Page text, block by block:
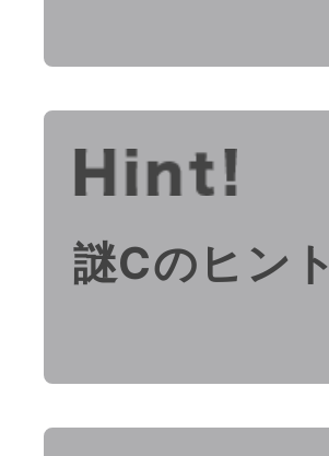
謎Cのヒント